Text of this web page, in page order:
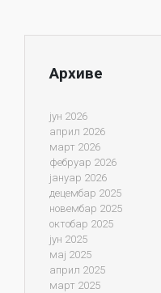
Архиве
јун 2026
април 2026
март 2026
фебруар 2026
јануар 2026
децембар 2025
новембар 2025
октобар 2025
јун 2025
мај 2025
април 2025
март 2025